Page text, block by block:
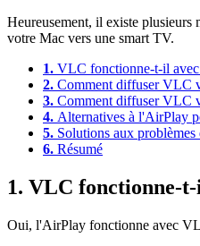
Heureusement, il existe
votre Mac vers une smart TV.
1. VLC fonctionne-t-il
2. Comment diffuser VLC
3. Comment diffuser VLC
4. Alternatives à l'AirPlay
5. Solutions aux
6. Résumé
1. VLC fonctionne-
Oui, l'AirPlay fonctionne avec